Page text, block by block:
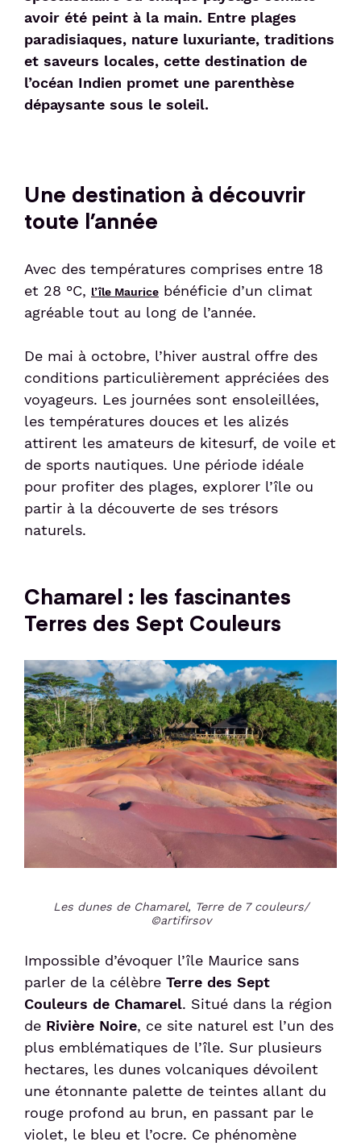
Sénior et PMR
Voyageur avec un animal
Meet & Greet
avoir été peint à la main. Entre plages
paradisiaques, nature luxuriante, traditions
et saveurs locales, cette destination de
l’océan Indien promet une parenthèse
dépaysante sous le soleil.
Une destination à découvrir
toute l’année
Avec des températures comprises entre 18
et 28 °C, l’île Maurice bénéficie d’un climat
agréable tout au long de l’année.
De mai à octobre, l’hiver austral offre des
conditions particulièrement appréciées des
voyageurs. Les journées sont ensoleillées,
les températures douces et les alizés
attirent les amateurs de kitesurf, de voile et
de sports nautiques. Une période idéale
pour profiter des plages, explorer l’île ou
partir à la découverte de ses trésors
naturels.
Chamarel : les fascinantes
Terres des Sept Couleurs
Les dunes de Chamarel, Terre de 7 couleurs/
©artifirsov
Impossible d’évoquer l’île Maurice sans
parler de la célèbre Terre des Sept
Couleurs de Chamarel. Situé dans la région
de Rivière Noire, ce site naturel est l’un des
plus emblématiques de l’île. Sur plusieurs
hectares, les dunes volcaniques dévoilent
une étonnante palette de teintes allant du
rouge profond au brun, en passant par le
violet, le bleu et l’ocre. Ce phénomène